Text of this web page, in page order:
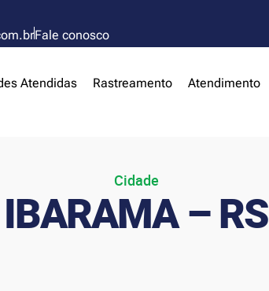
Fale conosco
Atendidas Rastreamento Atendimento
Cidade
IBARAMA – RS